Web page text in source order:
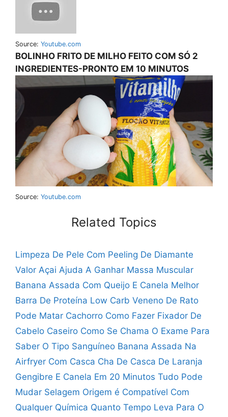
Source: Youtube.com
BOLINHO FRITO DE MILHO FEITO COM SÓ 2
INGREDIENTES-PRONTO EM 10 MINUTOS
Source: Youtube.com
Related Topics
Limpeza De Pele Com Peeling De Diamante
Valor Açai Ajuda A Ganhar Massa Muscular
Banana Assada Com Queijo E Canela Melhor
Barra De Proteína Low Carb Veneno De Rato
Pode Matar Cachorro Como Fazer Fixador De
Cabelo Caseiro Como Se Chama O Exame Para
Saber O Tipo Sanguíneo Banana Assada Na
Airfryer Com Casca Cha De Casca De Laranja
Gengibre E Canela Em 20 Minutos Tudo Pode
Mudar Selagem Origem é Compatível Com
Qualquer Química Quanto Tempo Leva Para O